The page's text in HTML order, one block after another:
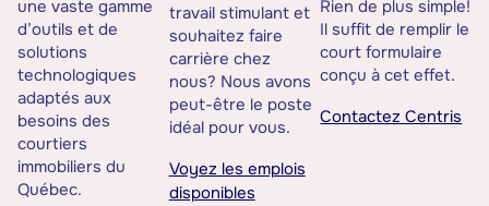
une vaste gamme
d’outils et de
solutions
technologiques
adaptés aux
besoins des
courtiers
immobiliers du
Québec.
travail stimulant et
souhaitez faire
carrière chez
nous? Nous avons
peut-être le poste
idéal pour vous.
Voyez les emplois
disponibles
Rien de plus simple!
Il suffit de remplir le
court formulaire
conçu à cet effet.
Contactez Centris